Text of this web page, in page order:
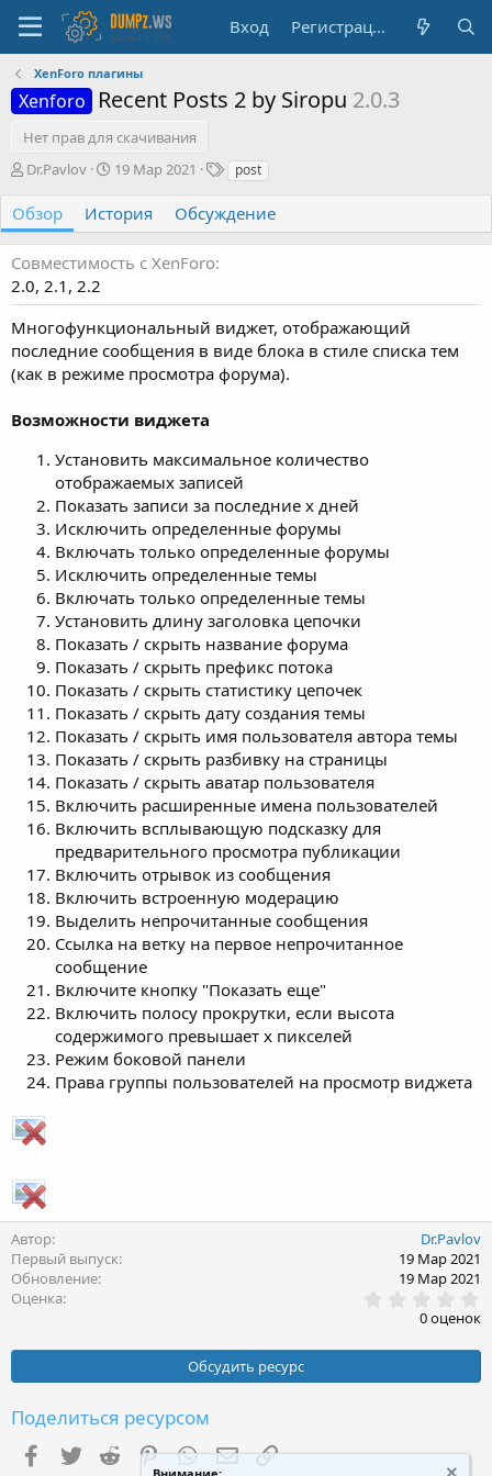
Вход Регистрация
XenForo плагины
Xenforo Recent Posts 2 by Siropu 2.0.3
Нет прав для скачивания
А
т
о
р
Dr.Pavlov
Д
т
а
с
о
д
а
н
я
19 Мар 2021
Т
г
и
post
Обзор История Обсуждение
Совместимость с XenForo
2.0 2.1 2.2
Многофункциональный виджет, отображающий
последние сообщения в виде блока в стиле списка тем
(как в режиме просмотра форума).
Возможности виджета
Установить максимальное количество
отображаемых записей
Показать записи за последние x дней
Исключить определенные форумы
Включать только определенные форумы
Исключить определенные темы
Включать только определенные темы
Установить длину заголовка цепочки
Показать / скрыть название форума
Показать / скрыть префикс потока
Показать / скрыть статистику цепочек
Показать / скрыть дату создания темы
Показать / скрыть имя пользователя автора темы
Показать / скрыть разбивку на страницы
Показать / скрыть аватар пользователя
Включить расширенные имена пользователей
Включить всплывающую подсказку для
предварительного просмотра публикации
Включить отрывок из сообщения
Включить встроенную модерацию
Выделить непрочитанные сообщения
Ссылка на ветку на первое непрочитанное
сообщение
Включите кнопку "Показать еще"
Включить полосу прокрутки, если высота
содержимого превышает x пикселей
Режим боковой панели
Права группы пользователей на просмотр виджета
Автор
Dr.Pavlov
Первый выпуск
19 Мар 2021
Обновление
19 Мар 2021
Оценка
.
0
0
в
0 оценок
Обсудить ресурс
Поделиться ресурсом
Facebook
Twitter RedditPinterestWhatsAppЭлектронная почта
Ссылка